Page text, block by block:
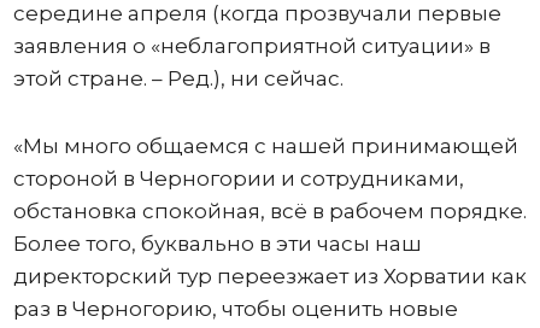
середине апреля (когда прозвучали первые
заявления о «неблагоприятной ситуации» в
этой стране. – Ред.), ни сейчас.
«Мы много общаемся с нашей принимающей
стороной в Черногории и сотрудниками,
обстановка спокойная, всё в рабочем порядке.
Более того, буквально в эти часы наш
директорский тур переезжает из Хорватии как
раз в Черногорию, чтобы оценить новые